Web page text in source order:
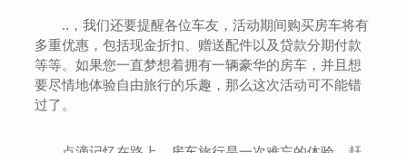
..，我们还要提醒各位车友，活动期间购买房车将有
多重优惠，包括现金折扣、赠送配件以及贷款分期付款
等等。如果您一直梦想着拥有一辆豪华的房车，并且想
要尽情地体验自由旅行的乐趣，那么这次活动可不能错
过了。